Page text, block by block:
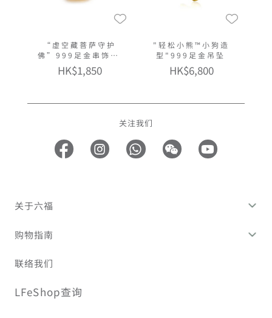
“虚空藏菩萨守护
佛”999足金串饰连
手绳
HK$1,850
"轻松小熊™小狗造
型"999足金吊坠
HK$6,800
关注我们
关于六福
购物指南
联络我们
LFeShop查询